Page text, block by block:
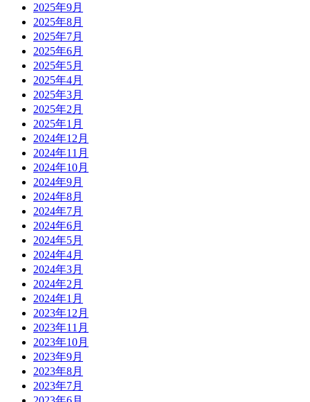
2025年9月
2025年8月
2025年7月
2025年6月
2025年5月
2025年4月
2025年3月
2025年2月
2025年1月
2024年12月
2024年11月
2024年10月
2024年9月
2024年8月
2024年7月
2024年6月
2024年5月
2024年4月
2024年3月
2024年2月
2024年1月
2023年12月
2023年11月
2023年10月
2023年9月
2023年8月
2023年7月